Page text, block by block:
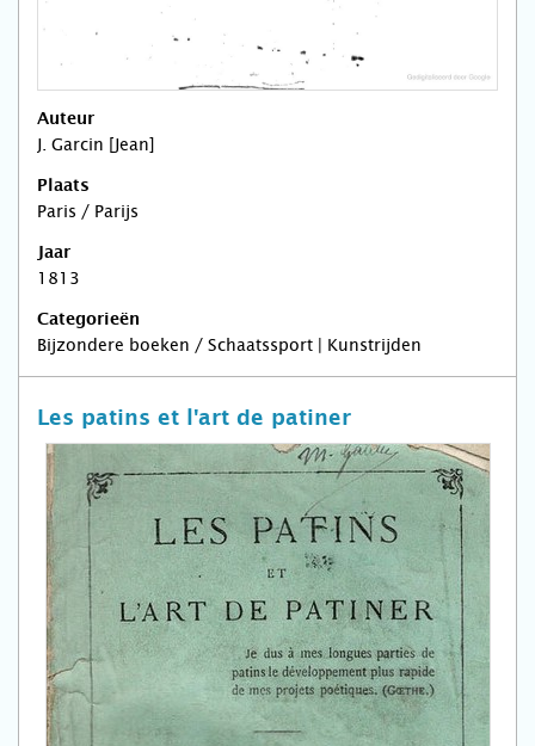
Auteur
J. Garcin [Jean]
Plaats
Paris / Parijs
Jaar
1813
Categorieën
Bijzondere boeken / Schaatssport | Kunstrijden
Les patins et l'art de patiner